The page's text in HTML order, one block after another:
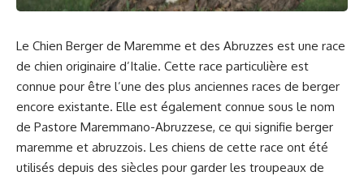
Le Chien Berger de Maremme et des Abruzzes est une race
de chien originaire d’Italie. Cette race particulière est
connue pour être l’une des plus anciennes races de berger
encore existante. Elle est également connue sous le nom
de Pastore Maremmano-Abruzzese, ce qui signifie berger
maremme et abruzzois. Les chiens de cette race ont été
utilisés depuis des siècles pour garder les troupeaux de